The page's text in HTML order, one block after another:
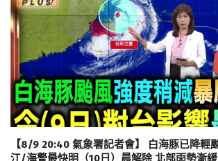
【8/9 20:40 氣象署記者會】 白海豚已降輕
江/海警最快明（10日）晨解除 北部雨勢漸